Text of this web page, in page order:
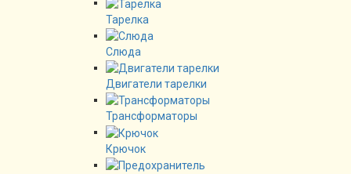
Тарелка
Слюда
Двигатели тарелки
Трансформаторы
Крючок